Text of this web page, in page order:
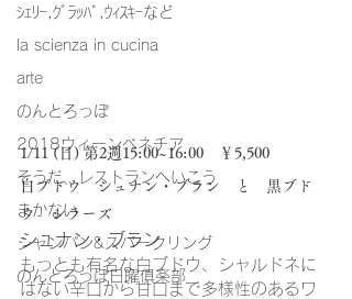
ｼｪﾘｰ,ｸﾞﾗｯﾊﾟ,ｳｨｽｷｰなど
la scienza in cucina
arte
のんとろっぽ
2018ウィーンベネチア
そうだ、レストランへいこう
まかない
シャンパン&スパークリング
のんとろっぽ日曜俱楽部
1/11 (日) 第2週15:00~16:00　￥5,500
白ブドウ　シュナン・ブラン　と　黒ブド
ウ　シラーズ
シュナン・ブラン
もっとも有名な白ブドウ、シャルドネに
はない辛口から甘口まで多様性のあるワ